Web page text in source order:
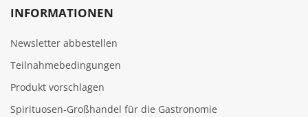
INFORMATIONEN
Newsletter abbestellen
Teilnahmebedingungen
Produkt vorschlagen
Spirituosen-Großhandel für die Gastronomie